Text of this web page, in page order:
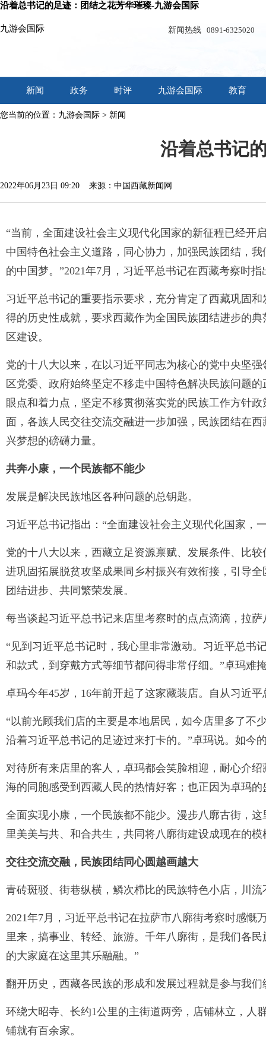
沿着总书记的足迹：团结之花芳华璀璨-九游会国际
九游会国际 新闻热线 0891-6325020
新闻 政务 时评 九游会国际 教育
您当前的位置： 九游会国际 > 新闻
沿着总书记
2022年06月23日 09:20 来源：中国西藏新闻网
“当前，全面建设社会主义现代化国家的新征程已经开
中国特色社会主义道路，同心协力，加强民族团结，
的中国梦。”2021年7月，习近平总书记在西藏考察时指
习近平总书记的重要指示要求，充分肯定了西藏巩固
得的历史性成就，要求西藏作为全国民族团结进步的
区建设。
党的十八大以来，在以习近平同志为核心的党中央坚
区党委、政府始终坚定不移走中国特色解决民族问题
眼点和着力点，坚定不移贯彻落实党的民族工作方针
面，各族人民交往交流交融进一步加强，民族团结在
兴梦想的磅礴力量。
共奔小康，一个民族都不能少
发展是解决民族地区各种问题的总钥匙。
习近平总书记指出：“全面建设社会主义现代化国家，
党的十八大以来，西藏立足资源禀赋、发展条件、比
进巩固拓展脱贫攻坚成果同乡村振兴有效衔接，引导
团结进步、共同繁荣发展。
每当谈起习近平总书记来店里考察时的点点滴滴，拉
“见到习近平总书记时，我心里非常激动。习近平总书
和款式，到穿戴方式等细节都问得非常仔细。”卓玛难
卓玛今年45岁，16年前开起了这家藏装店。自从习近
“以前光顾我们店的主要是本地居民，如今店里多了不
沿着习近平总书记的足迹过来打卡的。”卓玛说。如今
对待所有来店里的客人，卓玛都会笑脸相迎，耐心介
海的同胞感受到西藏人民的热情好客；也正因为卓玛
全面实现小康，一个民族都不能少。漫步八廓古街，
里美美与共、和合共生，共同将八廓街建设成现在的模
交往交流交融，民族团结同心圆越画越大
青砖斑驳、街巷纵横，鳞次栉比的民族特色小店，川
2021年7月，习近平总书记在拉萨市八廓街考察时感慨
里来，搞事业、转经、旅游。千年八廓街，是我们各
的大家庭在这里其乐融融。”
翻开历史，西藏各民族的形成和发展过程就是参与我
环绕大昭寺、长约1公里的主街道两旁，店铺林立，人
铺就有百余家。